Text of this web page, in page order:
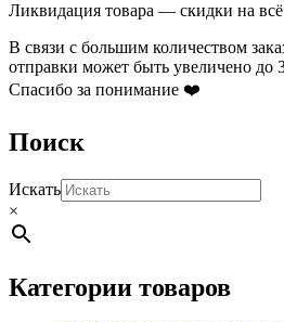
Ликвидация товара — скидки на
В связи с большим количеством
отправки может быть увеличено до
Спасибо за понимание ❤️
Поиск
Искать
×
Категории товаров